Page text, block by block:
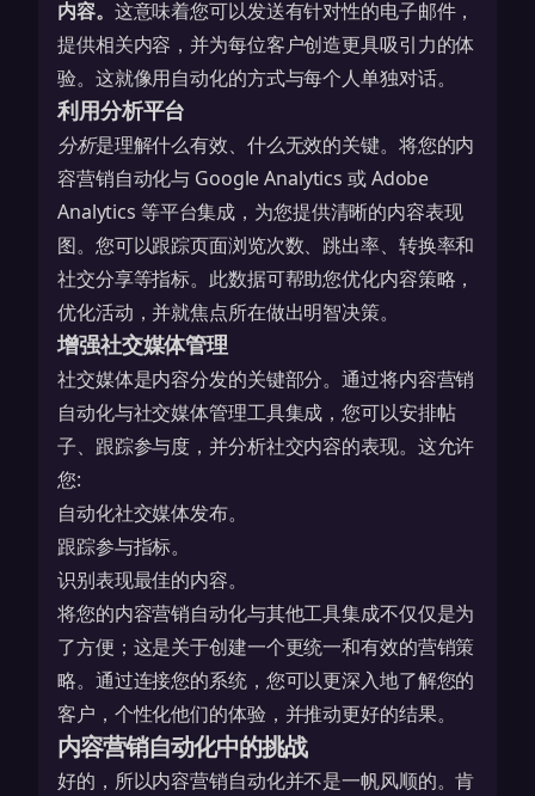
内容。 这意味着您可以发送有针对性的电子邮件，
提供相关内容，并为每位客户创造更具吸引力的体
验。这就像用自动化的方式与每个人单独对话。
利用分析平台
分析是理解什么有效、什么无效的关键。将您的内
容营销自动化与 Google Analytics 或 Adobe
Analytics 等平台集成，为您提供清晰的内容表现
图。您可以跟踪页面浏览次数、跳出率、转换率和
社交分享等指标。此数据可帮助您优化内容策略，
优化活动，并就焦点所在做出明智决策。
增强社交媒体管理
社交媒体是内容分发的关键部分。通过将内容营销
自动化与社交媒体管理工具集成，您可以安排帖
子、跟踪参与度，并分析社交内容的表现。这允许
您:
自动化社交媒体发布。
跟踪参与指标。
识别表现最佳的内容。
将您的内容营销自动化与其他工具集成不仅仅是为
了方便；这是关于创建一个更统一和有效的营销策
略。通过连接您的系统，您可以更深入地了解您的
客户，个性化他们的体验，并推动更好的结果。
内容营销自动化中的挑战
好的，所以内容营销自动化并不是一帆风顺的。肯